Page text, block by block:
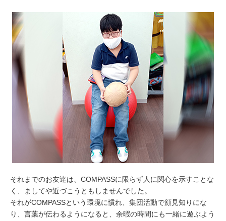
それまでのお友達は、COMPASSに限らず人に関心を示すことな
く、ましてや近づこうともしませんでした。
それがCOMPASSという環境に慣れ、集団活動で顔見知りにな
り、言葉が伝わるようになると、余暇の時間にも一緒に遊ぶよう